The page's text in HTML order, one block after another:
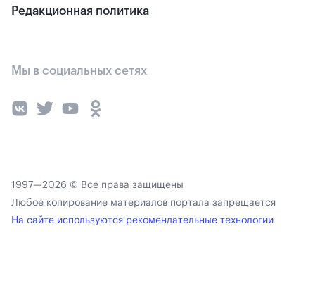
Редакционная политика
Мы в социальных сетях
1997—2026 © Все права защищены
Любое копирование материалов портала запрещается
На сайте используются рекомендательные технологии